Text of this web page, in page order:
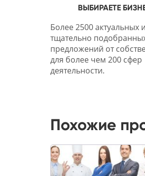
ВЫБИРАЕТЕ
Более 2500 актуальных и
тщательно
предложений от
для более чем 200 сфер
деятельности.
Похожие